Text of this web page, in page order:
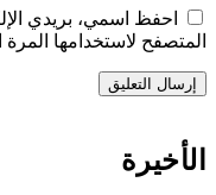
احفظ اسمي، بريدي
المتصفح لاستخدامها
الأخيرة